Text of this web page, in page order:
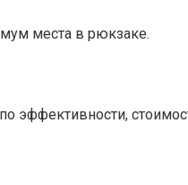
места в рюкзаке.
эффективности,